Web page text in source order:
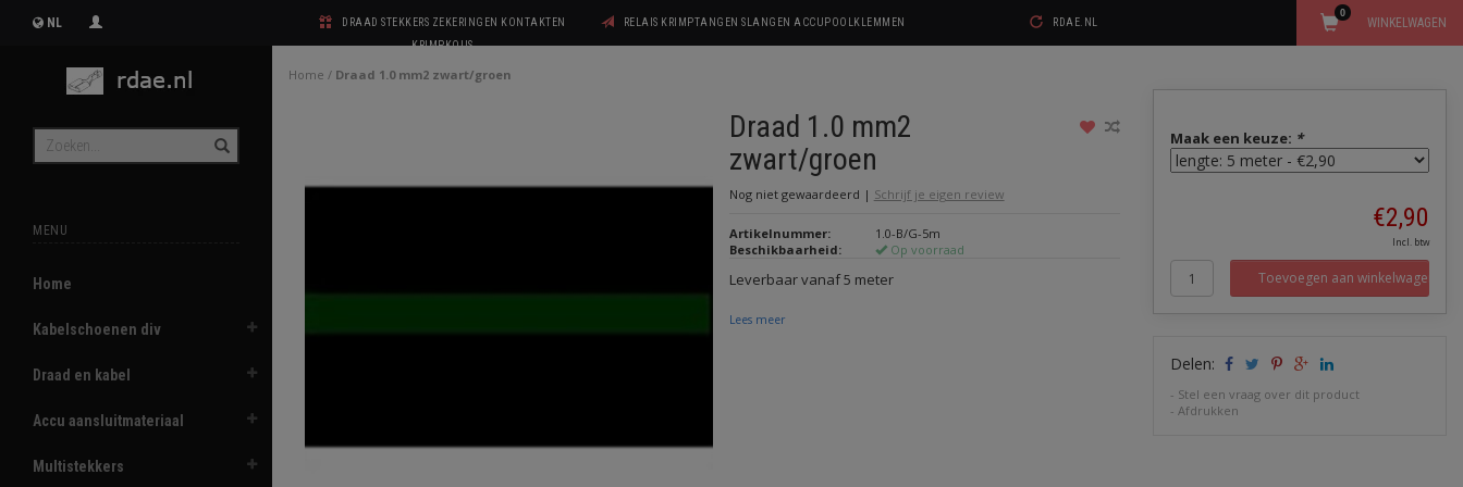
NL
DRAAD STEKKERS ZEKERINGEN KONTAKTEN
KRIMPKOUS
RELAIS KRIMPTANGEN SLANGEN ACCUPOOLKLEMMEN RDAE.NL WINKELWAGEN
0
MENU
Home
Kabelschoenen div
Draad en kabel
Accu aansluitmateriaal
Multistekkers
Home / Draad 1.0 mm2 zwart/groen
Draad 1.0 mm2
zwart/groen
Nog niet gewaardeerd | Schrijf je eigen review
Artikelnummer:
1.0-B/G-5m
Beschikbaarheid:
Op voorraad
Leverbaar vanaf 5 meter
Lees meer
Maak een keuze: *
€2,90
Incl. btw
Toevoegen aan winkelwagen
Delen:
- Stel een vraag over dit product
-Afdrukken